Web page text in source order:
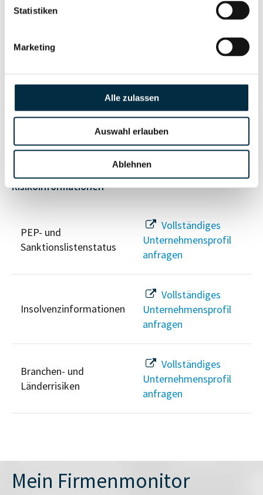
Statistiken
Marketing
Alle zulassen
Auswahl erlauben
Ablehnen
Unternehmensnetzwerk
Unternehmensprofil
Berechtigten Pfad
Unternehmensprofil
anfragen
Risikoinformationen
PEP- und
Sanktionslistenstatus
Vollständiges
Unternehmensprofil
anfragen
Insolvenzinformationen
Vollständiges
Unternehmensprofil
anfragen
Branchen- und
Länderrisiken
Vollständiges
Unternehmensprofil
anfragen
Mein Firmenmonitor